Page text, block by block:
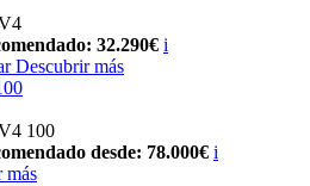
32.290€ i
Descubrir más
100
desde: 78.000€ i
más